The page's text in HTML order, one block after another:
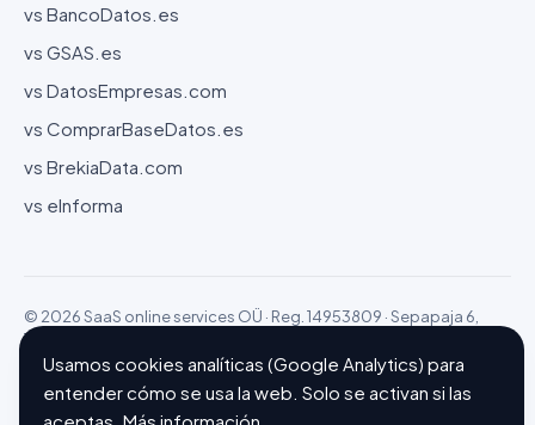
vs BancoDatos.es
vs GSAS.es
vs DatosEmpresas.com
vs ComprarBaseDatos.es
vs BrekiaData.com
vs eInforma
© 2026 SaaS online services OÜ · Reg. 14953809 · Sepapaja 6,
15551 Tallinn (Estonia)
Configurar cookiesHecho con ❤ en Barcelona
Usamos cookies analíticas (Google Analytics) para
entender cómo se usa la web. Solo se activan si las